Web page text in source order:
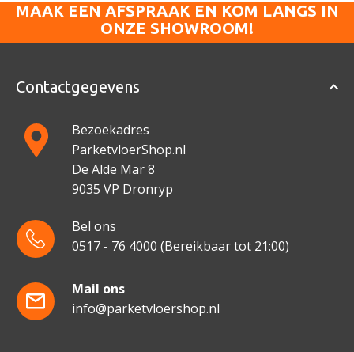
MAAK EEN AFSPRAAK EN KOM LANGS IN
ONZE SHOWROOM!
Contactgegevens
Bezoekadres
ParketvloerShop.nl
De Alde Mar 8
9035 VP Dronryp
Bel ons
0517 - 76 4000 (Bereikbaar tot 21:00)
Mail ons
info@parketvloershop.nl